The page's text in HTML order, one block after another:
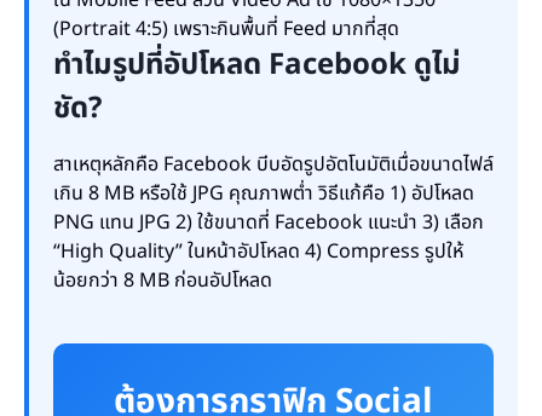
(Portrait 4:5) เพราะกินพื้นที่ Feed มากที่สุด
ทำไมรูปที่อัปโหลด Facebook ดูไม่
ชัด?
สาเหตุหลักคือ Facebook บีบอัดรูปอัตโนมัติเมื่อขนาดไฟล์
เกิน 8 MB หรือใช้ JPG คุณภาพต่ำ วิธีแก้คือ 1) อัปโหลด
PNG แทน JPG 2) ใช้ขนาดที่ Facebook แนะนำ 3) เลือก
“High Quality” ในหน้าอัปโหลด 4) Compress รูปให้
น้อยกว่า 8 MB ก่อนอัปโหลด
ต้องการกราฟิก Social